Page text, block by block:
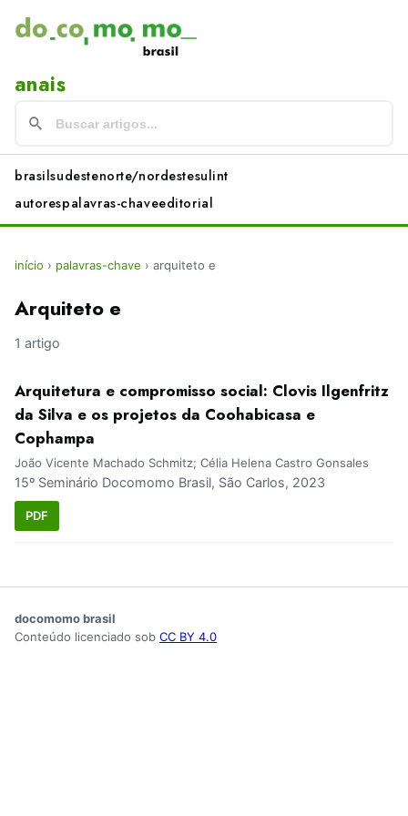
anais
brasilsudestenorte/nordestesulint
autorespalavras-chaveeditorial
início › palavras-chave › arquiteto e
Arquiteto e
1 artigo
Arquitetura e compromisso social: Clovis Ilgenfritz
da Silva e os projetos da Coohabicasa e
Cophampa
João Vicente Machado Schmitz; Célia Helena Castro Gonsales
15º Seminário Docomomo Brasil, São Carlos, 2023
PDF
docomomo brasil
Conteúdo licenciado sob CC BY 4.0